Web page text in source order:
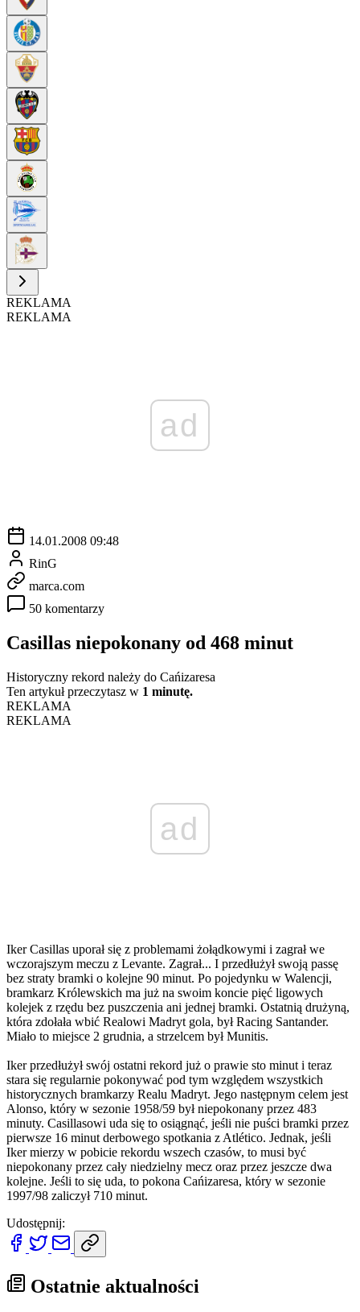
REKLAMA
REKLAMA
ad
14.01.2008 09:48
RinG
marca.com
50 komentarzy
Casillas niepokonany od 468 minut
Historyczny rekord należy do Cańizaresa
Ten artykuł przeczytasz w 1 minutę.
REKLAMA
REKLAMA
ad
Iker Casillas uporał się z problemami żołądkowymi i zagrał we
wczorajszym meczu z Levante. Zagrał... I przedłużył swoją passę
bez straty bramki o kolejne 90 minut. Po pojedynku w Walencji,
bramkarz Królewskich ma już na swoim koncie pięć ligowych
kolejek z rzędu bez puszczenia ani jednej bramki. Ostatnią drużyną,
która zdołała wbić Realowi Madryt gola, był Racing Santander.
Miało to miejsce 2 grudnia, a strzelcem był Munitis.
Iker przedłużył swój ostatni rekord już o prawie sto minut i teraz
stara się regularnie pokonywać pod tym względem wszystkich
historycznych bramkarzy Realu Madryt. Jego następnym celem jest
Alonso, który w sezonie 1958/59 był niepokonany przez 483
minuty. Casillasowi uda się to osiągnąć, jeśli nie puści bramki przez
pierwsze 16 minut derbowego spotkania z Atlético. Jednak, jeśli
Iker mierzy w pobicie rekordu wszech czasów, to musi być
niepokonany przez cały niedzielny mecz oraz przez jeszcze dwa
kolejne. Jeśli to się uda, to pokona Cańizaresa, który w sezonie
1997/98 zaliczył 710 minut.
Udostępnij:
Ostatnie aktualności